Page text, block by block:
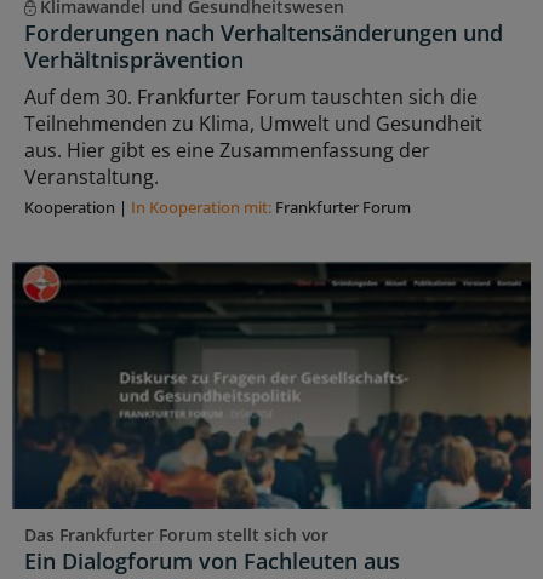
Klimawandel und Gesundheitswesen
Forderungen nach Verhaltensänderungen und
Verhältnisprävention
Auf dem 30. Frankfurter Forum tauschten sich die
Teilnehmenden zu Klima, Umwelt und Gesundheit
aus. Hier gibt es eine Zusammenfassung der
Veranstaltung.
Kooperation | In Kooperation mit: Frankfurter Forum
Das Frankfurter Forum stellt sich vor
Ein Dialogforum von Fachleuten aus